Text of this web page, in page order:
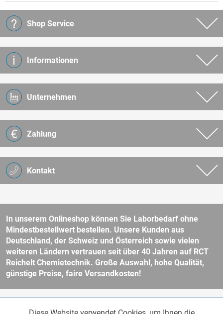
Kontakt
Shop Service
Informationen
Unternehmen
Zahlung
In unserem Onlineshop können Sie Laborbedarf ohne
Mindestbestellwert bestellen. Unsere Kunden aus
Deutschland, der Schweiz und Österreich sowie vielen
weiteren Ländern vertrauen seit über 40 Jahren auf RCT
Reichelt Chemietechnik. Große Auswahl, hohe Qualität,
günstige Preise, faire Versandkosten!